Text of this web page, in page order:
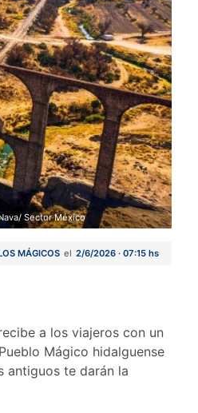
Sectur México
MÁGICOS el 2/6/2026 · 07:15 hs
a los viajeros con un
Mágico hidalguense
antiguos te darán la